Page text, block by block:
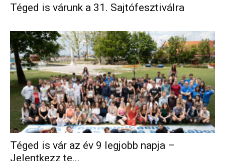
Téged is várunk a 31. Sajtófesztiválra
Téged is vár az év 9 legjobb napja –
Jelentkezz te...